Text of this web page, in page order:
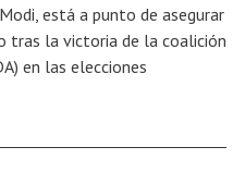
está a punto de asegurar
tras la victoria de la coalición
en las elecciones